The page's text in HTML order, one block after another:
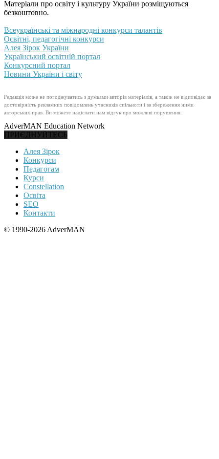
Матеріали про освіту і культуру України розміщуються
безкоштовно.
Всеукраїнські та міжнародні конкурси талантів
Освітні, педагогічні конкурси
Алея Зірок України
Український освітній портал
Конкурсний портал
Новини України і світу
Редакція може не погоджуватись з думками авторів матеріалів, а також не відповідає за
достовірність рекламних повідомлень учасників спільноти і за збереження ними
авторських прав. Ви можете надіслати нам відгук про можливі порушення.
AdverMAN Education Network
ПРИЄДНУЙТЕСЬ
Алея Зірок
Конкурси
Педагогам
Курси
Constellation
Освіта
SEO
Контакти
© 1990-2026 AdverMAN